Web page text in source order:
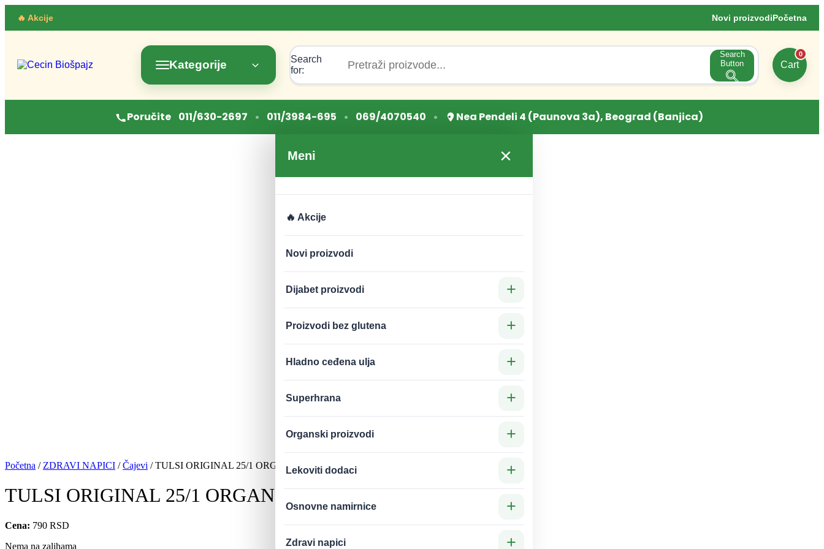
sadržaj
🔥 Akcije Novi proizvodiPočetna
Kategorije
Search
for:
Search
Button
0
Cart
Poručite 011/630-2697 • 011/3984-695 • 069/4070540 • Nea Pendeli 4 (Paunova 3a), Beograd (Banjica)
Meni ×
🔥 Akcije
Novi proizvodi
Dijabet proizvodi +
Proizvodi bez glutena +
Hladno ceđena ulja +
Superhrana +
Organski proizvodi +
Lekoviti dodaci +
Osnovne namirnice +
Zdravi napici +
Početna / ZDRAVI NAPICI /Čajevi / TULSI ORIGINAL 25/1 ORGANIC INDIA
TULSI ORIGINAL 25/1 ORGANIC INDIA
Cena: 790 RSD
Nema na zalihama